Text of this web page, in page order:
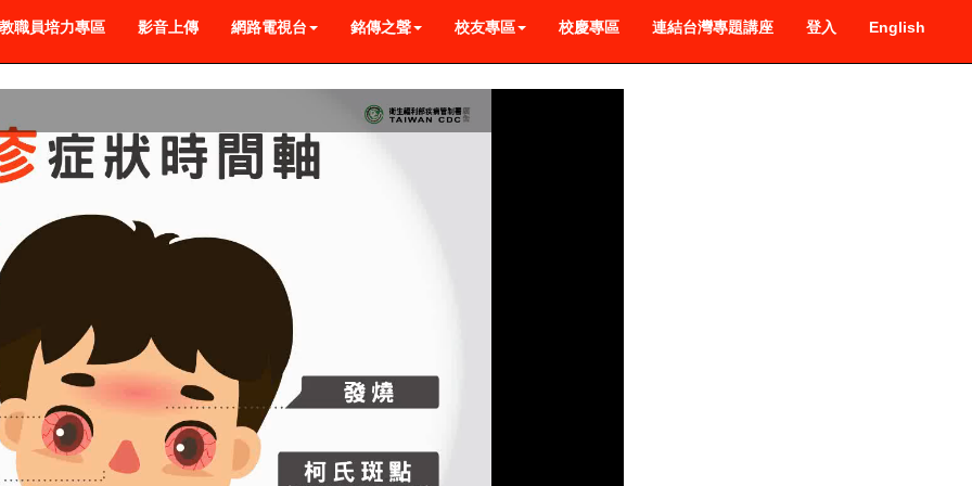
教職員培力專區 影音上傳 網路電視台 銘傳之聲 校友專區 校慶專區 連結台灣專題講座 登入 English